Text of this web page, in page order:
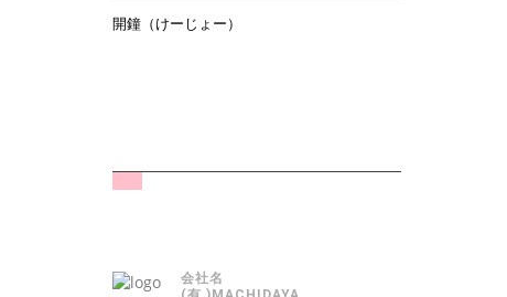
開鐘（けーじょー）
会社名